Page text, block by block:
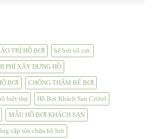
TRÌ HỒ BƠI bể bơi vô cực
PHÍ XÂY DỰNG HỒ
BƠI CHỐNG THẤM BỂ BƠI
biệt thự Hồ Bơi Khách Sạn Cititel
MẪU HỒ BƠI KHÁCH SẠN
cấp sửa chữa hồ bơi